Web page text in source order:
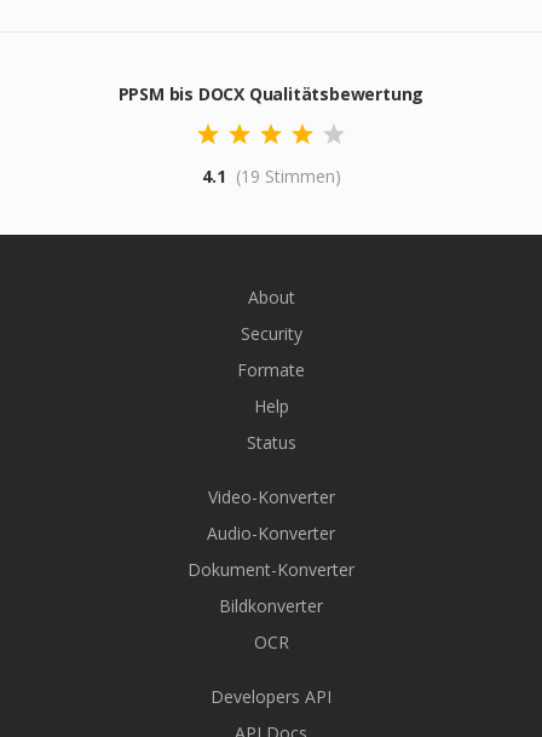
PPSM bis DOCX Qualitätsbewertung
4.1 (19 Stimmen)
About
Security
Formate
Help
Status
Video-Konverter
Audio-Konverter
Dokument-Konverter
Bildkonverter
OCR
Developers API